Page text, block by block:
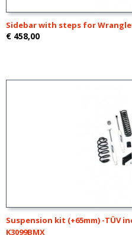
Sidebar with steps for Wrangler
€ 458,00
Suspension kit (+65mm) -TÜV
K3099BMX